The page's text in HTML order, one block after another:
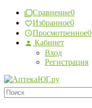
Сравнение0
Избранное0
Просмотренное0
Кабинет
Вход
Регистрация